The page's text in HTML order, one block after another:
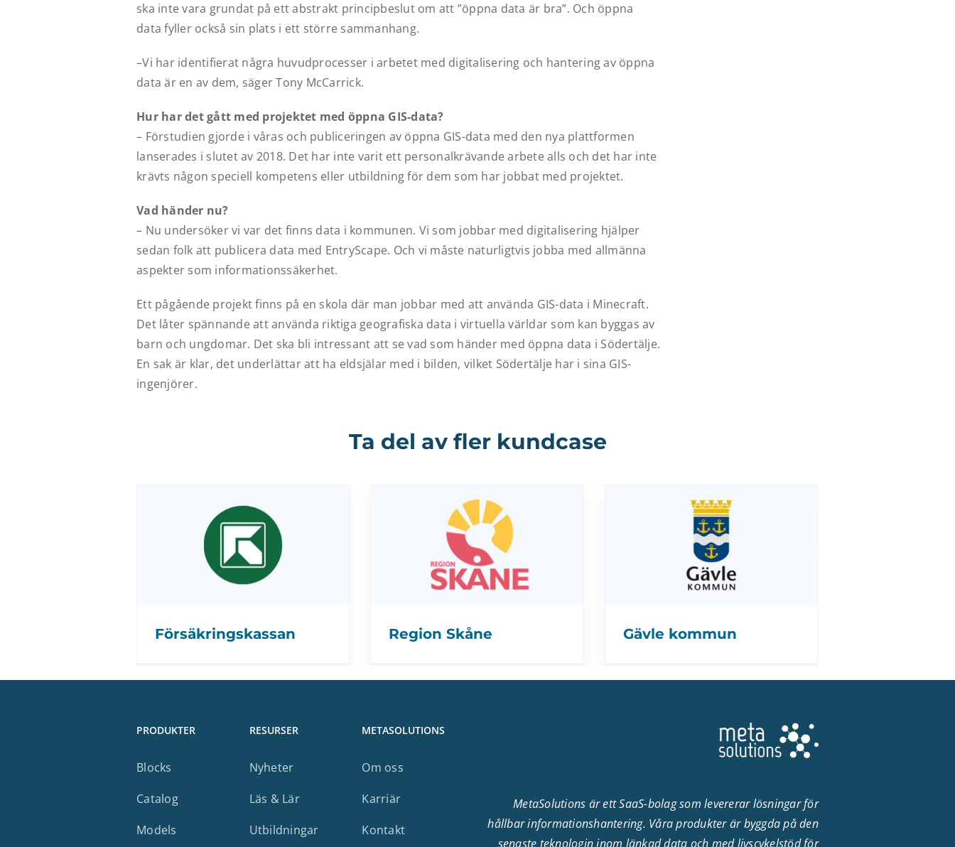
ska inte vara grundat på ett abstrakt principbeslut om att ”öppna data är bra”. Och öppna
data fyller också sin plats i ett större sammanhang.
–Vi har identifierat några huvudprocesser i arbetet med digitalisering och hantering av öppna
data är en av dem, säger Tony McCarrick.
Hur har det gått med projektet med öppna GIS-data?
– Förstudien gjorde i våras och publiceringen av öppna GIS-data med den nya plattformen
lanserades i slutet av 2018. Det har inte varit ett personalkrävande arbete alls och det har inte
krävts någon speciell kompetens eller utbildning för dem som har jobbat med projektet.
Vad händer nu?
– Nu undersöker vi var det finns data i kommunen. Vi som jobbar med digitalisering hjälper
sedan folk att publicera data med EntryScape. Och vi måste naturligtvis jobba med allmänna
aspekter som informationssäkerhet.
Ett pågående projekt finns på en skola där man jobbar med att använda GIS-data i Minecraft.
Det låter spännande att använda riktiga geografiska data i virtuella världar som kan byggas av
barn och ungdomar. Det ska bli intressant att se vad som händer med öppna data i Södertälje.
En sak är klar, det underlättar att ha eldsjälar med i bilden, vilket Södertälje har i sina GIS-
ingenjörer.
Ta del av fler kundcase
Försäkringskassan Region Skåne Gävle kommun
PRODUKTER
Blocks
Catalog
Models
RESURSER
Nyheter
Läs & Lär
Utbildningar
METASOLUTIONS
Om oss
Karriär
Kontakt
MetaSolutions är ett SaaS-bolag som levererar lösningar för
hållbar informationshantering. Våra produkter är byggda på den
senaste teknologin inom länkad data och med livscykelstöd för